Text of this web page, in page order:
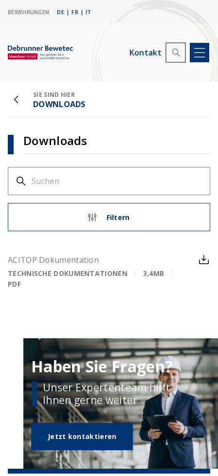
BEWEHRUNGEN IT
|
FR
|
DE
Kontakt
SIE SIND HIER
DOWNLOADS
Downloads
Filtern
ACITOP Dokumentation
TECHNISCHE DOKUMENTATIONEN
3,4MB
PDF
Haben Sie Fragen?
Unser Expertenteam hilft
Ihnen gerne weiter.
Jetzt kontaktieren